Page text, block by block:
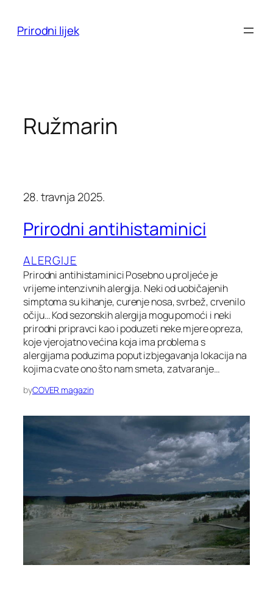
Prirodni lijek
Ružmarin
28. travnja 2025.
Prirodni antihistaminici
ALERGIJE
Prirodni antihistaminici Posebno u proljeće je
vrijeme intenzivnih alergija. Neki od uobičajenih
simptoma su kihanje, curenje nosa, svrbež, crvenilo
očiju… Kod sezonskih alergija mogu pomoći i neki
prirodni pripravci kao i poduzeti neke mjere opreza,
koje vjerojatno većina koja ima problema s
alergijama poduzima poput izbjegavanja lokacija na
kojima cvate ono što nam smeta, zatvaranje…
byCOVER magazin